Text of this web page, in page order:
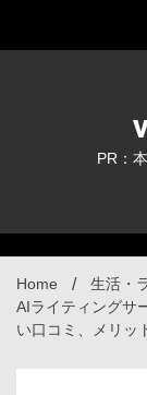
content
PR：
Home
生活・
AIライティングサ
い口コミ、メリッ